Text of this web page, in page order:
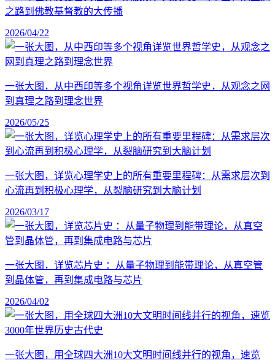
之路到佛教基督教的大传播
2026/04/22
一张大图，从中西印等多个视角详览世界哲学史，从观念之网
到真理之路到理念世界
2026/05/25
一张大图，详览心理学史上的所有重要里程碑：从需求层次到
心流再到积极心理学，从裂脑研究到大脑计划
2026/03/17
一张大图，详览芯片史 ：从量子物理到能带理论，从真空管
到晶体管，再到集成电路与芯片
2026/04/02
一张大图，用全球四大洲10大文明时间线并行的视角，速览